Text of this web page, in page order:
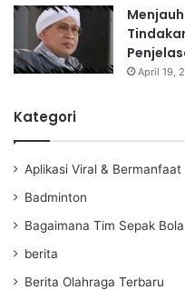
April 19,
Kategori
Aplikasi Viral & Bermanfaat
Badminton
Bagaimana Tim Sepak Bola
berita
Berita Olahraga Terbaru